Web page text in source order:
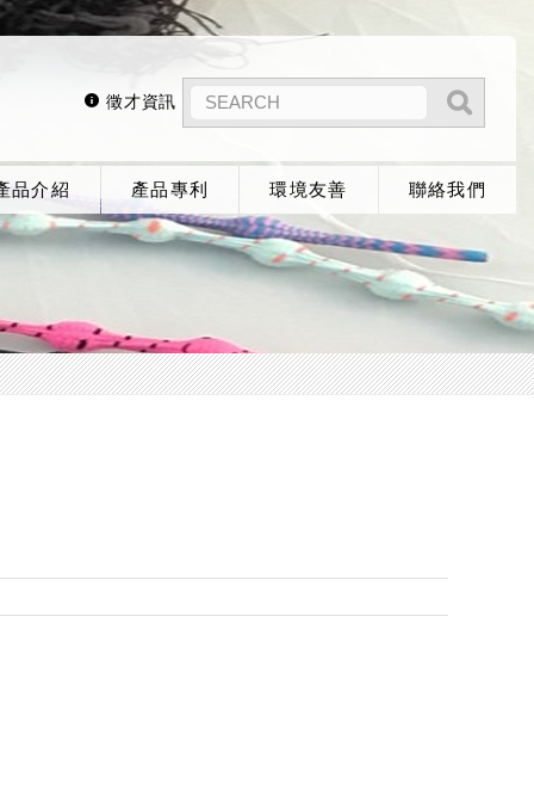
徵才資訊
品介紹 產品專利 環境友善 聯絡我們